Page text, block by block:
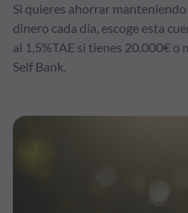
Si quieres ahorrar
dinero cada día, escoge esta
al 1,5%TAE si tienes 20.000€ o
Self Bank.